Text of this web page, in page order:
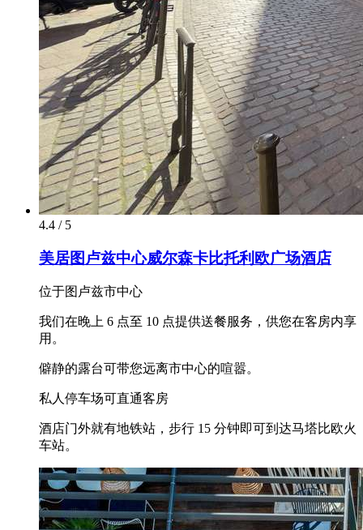
4.4 / 5
美居图卢兹中心威尔森卡比托利欧广场酒店
位于图卢兹市中心
我们在晚上 6 点至 10 点提供送餐服务，供您在客房内享
用。
僻静的露台可带您远离市中心的喧嚣。
私人停车场可直通客房
酒店门外就有地铁站，步行 15 分钟即可到达马塔比欧火
车站。